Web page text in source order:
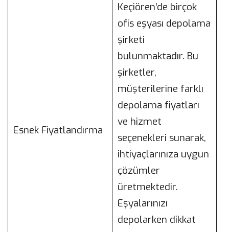
Esnek Fiyatlandırma
Keçiören’de birçok
ofis eşyası depolama
şirketi
bulunmaktadır. Bu
şirketler,
müşterilerine farklı
depolama fiyatları
ve hizmet
seçenekleri sunarak,
ihtiyaçlarınıza uygun
çözümler
üretmektedir.
Eşyalarınızı
depolarken dikkat